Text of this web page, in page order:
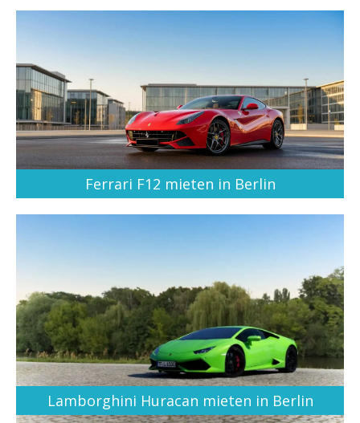
Ferrari F12 mieten in Berlin
Lamborghini Huracan mieten in Berlin